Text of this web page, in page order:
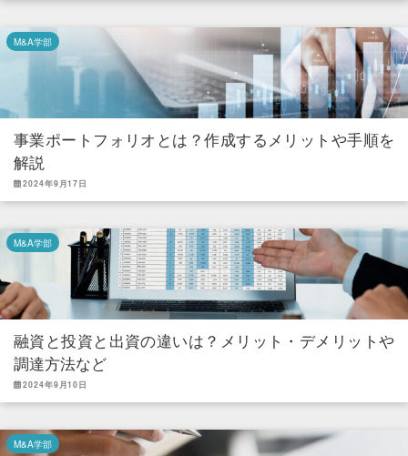
M&A学部
事業ポートフォリオとは？作成するメリットや手順を
解説
2024年9月17日
M&A学部
融資と投資と出資の違いは？メリット・デメリットや
調達方法など
2024年9月10日
M&A学部